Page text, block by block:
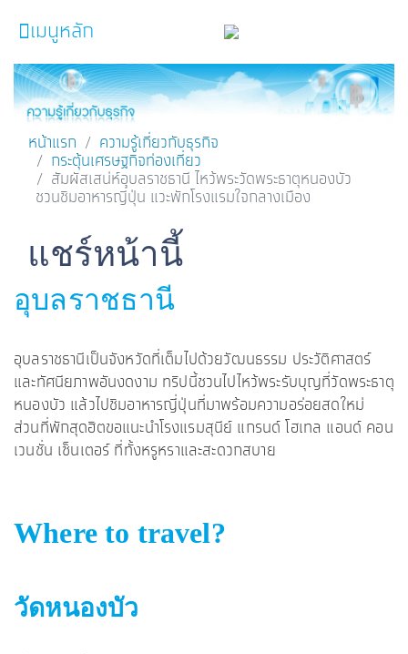
หน้าหลัก
ผลิตภัณฑ์และบริการ
โปรโมชั่น
ความรู้เกี่ยวกับธุรกิจ
SME Focus Magazine
ค้นหาจุดบริการ
FOLLOW USKrungthai SME​
เมนูหลัก
หน้าแรก
ความรู้เกี่ยวกับธุรกิจ
กระตุ้นเศรษฐกิจท่องเที่ยว
สัมผัสเสน่ห์อุบลราชธานี ไหว้พระวัดพระธาตุหนองบัว
ชวนชิมอาหารญี่ปุ่น แวะพักโรงแรมใจกลางเมือง
แชร์หน้านี้
Facebook
อุบลราชธานี
อุบลราชธานีเป็นจังหวัดที่เต็มไปด้วยวัฒนธรรม ประวัติศาสตร์
และทัศนียภาพอันงดงาม ทริปนี้ชวนไปไหว้พระรับบุญที่วัดพระธาตุ
หนองบัว แล้วไปชิมอาหารญี่ปุ่นที่มาพร้อมความอร่อยสดใหม่
ส่วนที่พักสุดฮิตขอแนะนำโรงแรมสุนีย์ แกรนด์ โฮเทล แอนด์ คอน
เวนชั่น เซ็นเตอร์ ที่ทั้งหรูหราและสะดวกสบาย
Where to travel?
วัดหนองบัว